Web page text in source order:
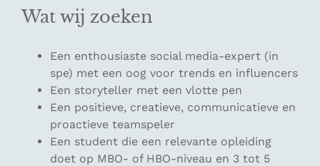
Wat wij zoeken
Een enthousiaste social media-expert (in
spe) met een oog voor trends en influencers
Een storyteller met een vlotte pen
Een positieve, creatieve, communicatieve en
proactieve teamspeler
Een student die een relevante opleiding
doet op MBO- of HBO-niveau en 3 tot 5